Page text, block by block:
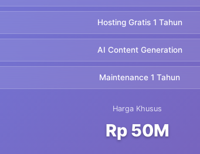
Hosting Gratis 1 Tahun
AI Content Generation
Maintenance 1 Tahun
Harga Khusus
Rp 50M